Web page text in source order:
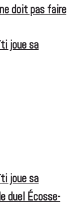
joue sa
joue sa
doit pas faire
duel Écosse-